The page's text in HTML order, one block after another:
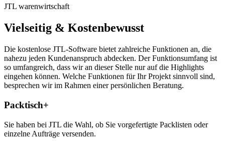
JTL warenwirtschaft
Vielseitig & Kostenbewusst
Die kostenlose JTL-Software bietet zahlreiche Funktionen an, die
nahezu jeden Kundenanspruch abdecken. Der Funktionsumfang ist
so umfangreich, dass wir an dieser Stelle nur auf die Highlights
eingehen können. Welche Funktionen für Ihr Projekt sinnvoll sind,
besprechen wir im Rahmen einer persönlichen Beratung.
Packtisch+
Sie haben bei JTL die Wahl, ob Sie vorgefertigte Packlisten oder
einzelne Aufträge versenden.